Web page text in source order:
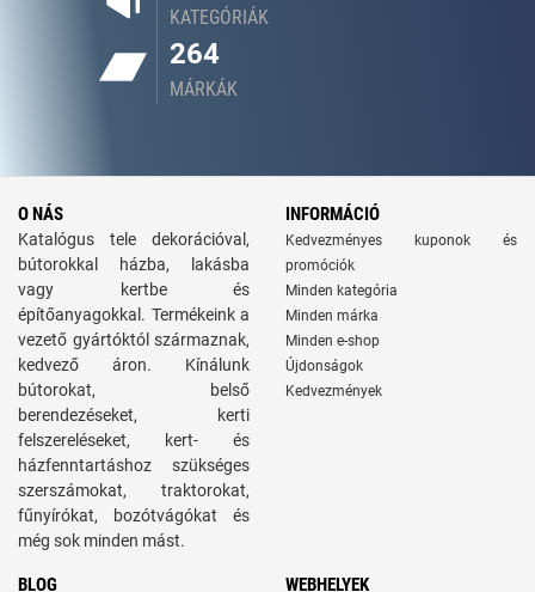
KATEGÓRIÁK
264
MÁRKÁK
O NÁS
Katalógus tele dekorációval,
bútorokkal házba, lakásba
vagy kertbe és
építőanyagokkal. Termékeink a
vezető gyártóktól származnak,
kedvező áron. Kínálunk
bútorokat, belső
berendezéseket, kerti
felszereléseket, kert- és
házfenntartáshoz szükséges
szerszámokat, traktorokat,
fűnyírókat, bozótvágókat és
még sok minden mást.
INFORMÁCIÓ
Kedvezményes kuponok és
promóciók
Minden kategória
Minden márka
Minden e-shop
Újdonságok
Kedvezmények
BLOG WEBHELYEK